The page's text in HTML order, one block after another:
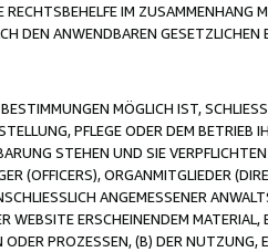
IM ZUSAMMENHANG
DEN ANWENDBAREN
MÖGLICH IST,
PFLEGE ODER DEM BETRIEB
STEHEN UND SIE
(OFFICERS), ORGANMITGLIEDER
ANGEMESSENER
ERSCHEINENDEM MATERIAL,
PROZESSEN, (B) DER NUTZUNG,